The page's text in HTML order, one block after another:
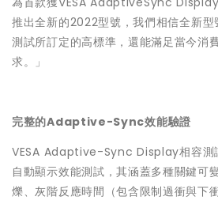
推出全新的2022型號，我們相信全新型
測試所訂定的高標準，還能滿足當今消
求。」
完整的Adaptive-Sync效能驗證
VESA Adaptive-Sync Display相容測
自動顯示效能測試，其涵蓋多種關鍵可
爍、灰階反應時間（包含限制過衝與下